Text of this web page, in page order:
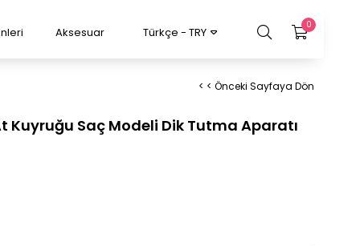
0
Türkçe - TRY
Aksesuar
< < Önceki Sayfaya Dön
Kuyruğu Saç Modeli Dik Tutma Aparatı